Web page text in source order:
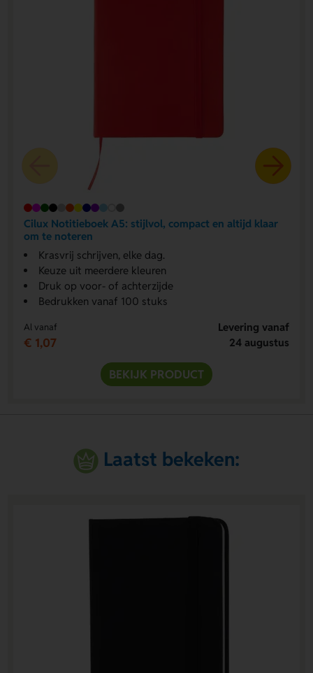
Cilux Notitieboek A5: stijlvol, compact en altijd klaar
om te noteren
Krasvrij schrijven, elke dag.
Keuze uit meerdere kleuren
Druk op voor- of achterzijde
Bedrukken vanaf 100 stuks
Al vanaf
€ 1,07
Levering vanaf
24 augustus
BEKIJK PRODUCT
Laatst bekeken: